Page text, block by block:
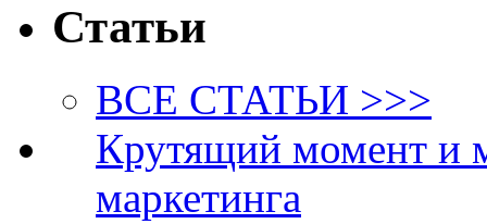
Статьи
ВСЕ СТАТЬИ >>>
Крутящий момент и
маркетинга